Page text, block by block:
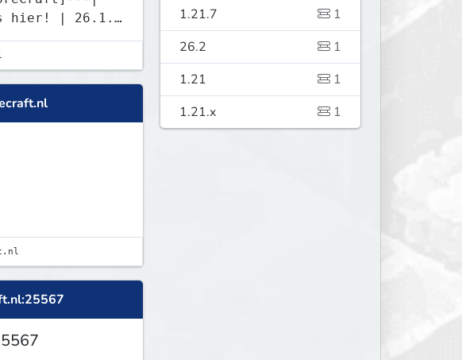
hier! | 26.1.2
|
1.21.7
1
26.2
1
1.21
1
1.21.x
1